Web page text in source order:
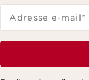
Adresse e-mail*